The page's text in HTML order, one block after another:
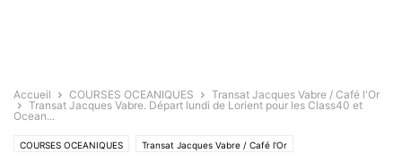
Accueil COURSES OCEANIQUES
Transat Jacques Vabre / Café l'Or
Transat Jacques Vabre. Départ lundi de Lorient pour les Class40 et
Ocean...
COURSES OCEANIQUES Transat Jacques Vabre / Café l'Or